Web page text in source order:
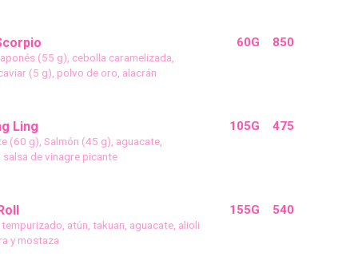
(55 g), cebolla caramelizada,
(5 g), polvo de oro, alacrán
60G 850
Ling
(60 g), Salmón (45 g), aguacate,
de vinagre picante
105G 475
atún, takuan, aguacate, alioli
y mostaza
155G 540